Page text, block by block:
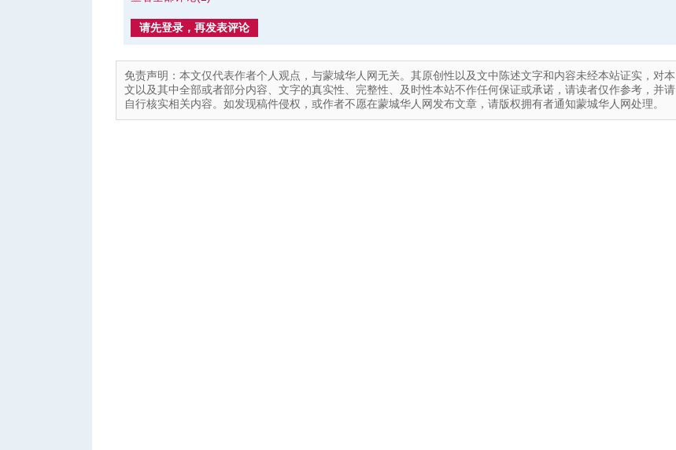
请先登录，再发表评论
免责声明：本文仅代表作者个人观点，与蒙城华人网无关。其原创性以及文中陈述文字和内容未经本站证实，对本
文以及其中全部或者部分内容、文字的真实性、完整性、及时性本站不作任何保证或承诺，请读者仅作参考，并请
自行核实相关内容。如发现稿件侵权，或作者不愿在蒙城华人网发布文章，请版权拥有者通知蒙城华人网处理。